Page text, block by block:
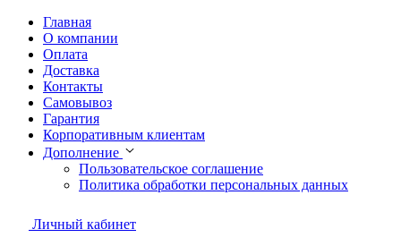
Главная
О компании
Оплата
Доставка
Контакты
Самовывоз
Гарантия
Корпоративным клиентам
Дополнение
Пользовательское соглашение
Политика обработки персональных данных
Личный кабинет